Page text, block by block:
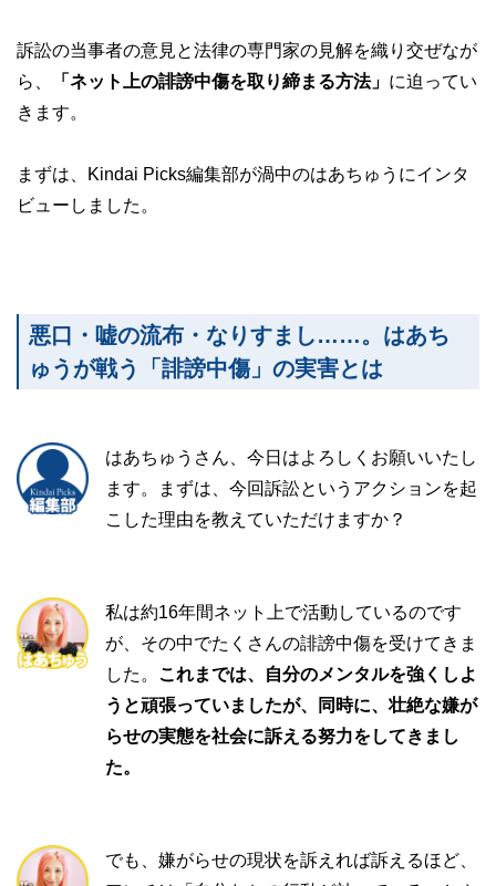
訴訟の当事者の意見と法律の専門家の見解を織り交ぜなが
ら、
「ネット上の誹謗中傷を取り締まる方法」 に迫ってい
きます。
まずは、Kindai Picks編集部が渦中のはあちゅうにインタ
ビューしました。
悪口・嘘の流布・なりすまし……。はあち
ゅうが戦う「誹謗中傷」の実害とは
はあちゅうさん、今日はよろしくお願いいたし
ます。まずは、今回訴訟というアクションを起
こした理由を教えていただけますか？
私は約16年間ネット上で活動しているのです
が、その中でたくさんの誹謗中傷を受けてきま
した。 これまでは、自分のメンタルを強くしよ
うと頑張っていましたが、同時に、壮絶な嫌が
らせの実態を社会に訴える努力をしてきまし
た。
でも、嫌がらせの現状を訴えれば訴えるほど、